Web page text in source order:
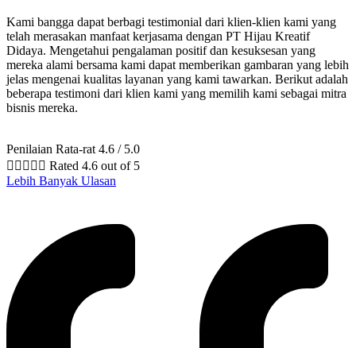
Kami bangga dapat berbagi testimonial dari klien-klien kami yang
telah merasakan manfaat kerjasama dengan PT Hijau Kreatif
Didaya. Mengetahui pengalaman positif dan kesuksesan yang
mereka alami bersama kami dapat memberikan gambaran yang lebih
jelas mengenai kualitas layanan yang kami tawarkan. Berikut adalah
beberapa testimoni dari klien kami yang memilih kami sebagai mitra
bisnis mereka.
Penilaian Rata-rat 4.6 / 5.0
     Rated 4.6 out of 5
Lebih Banyak Ulasan